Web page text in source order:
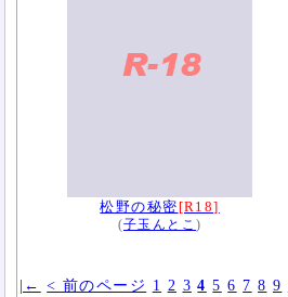
松野の秘密 [R18]
(子玉んとこ )
|← < 前のページ 1 2 3 4 5 6 7 8 9